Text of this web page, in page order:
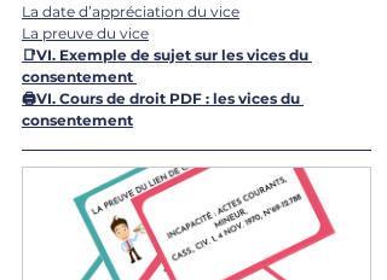
La date d’appréciation du vice
La preuve du vice
📑VI. Exemple de sujet sur les vices du
consentement
🖨️VI. Cours de droit PDF : les vices du
consentement